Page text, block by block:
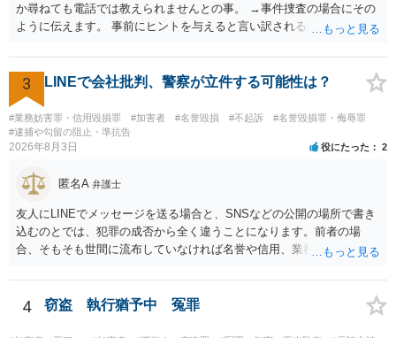
か尋ねても電話では教えられませんとの事。 →事件捜査の場合にその
ように伝えます。 事前にヒントを与えると言い訳されるからです。 ・
たり →やはり痴漢として疑われているのでは。 そもそも痴漢をやって
ないのであれば、何も疑われる筋合いは無いわけですし狼狽える必要
はないですね。
3 LINEで会社批判、警察が立件する可能性は？
#業務妨害罪・信用毀損罪 #加害者 #名誉毀損 #不起訴
#名誉毀損罪・侮辱罪
#逮捕や勾留の阻止・準抗告
2026年8月3日 役にたった 2
匿名A 弁護士
友人にLINEでメッセージを送る場合と、SNSなどの公開の場所で書き
込むのとでは、犯罪の成否から全く違うことになります。前者の場
合、そもそも世間に流布していなければ名誉や信用、業務にかかる犯
4 窃盗 執行猶予中 冤罪